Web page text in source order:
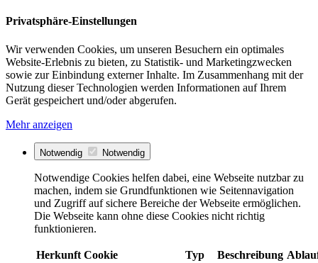
Privatsphäre-Einstellungen
Wir verwenden Cookies, um unseren Besuchern ein optimales
Website-Erlebnis zu bieten, zu Statistik- und Marketingzwecken
sowie zur Einbindung externer Inhalte. Im Zusammenhang mit der
Nutzung dieser Technologien werden Informationen auf Ihrem
Gerät gespeichert und/oder abgerufen.
Mehr anzeigen
Notwendig Notwendig
Notwendige Cookies helfen dabei, eine Webseite nutzbar zu
machen, indem sie Grundfunktionen wie Seitennavigation
und Zugriff auf sichere Bereiche der Webseite ermöglichen.
Die Webseite kann ohne diese Cookies nicht richtig
funktionieren.
Herkunft Cookie Typ Beschreibung